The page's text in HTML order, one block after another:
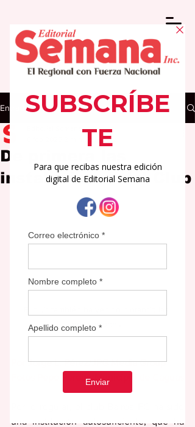
Entrada
De primera las
instalaciones del Club
2 min de lectura
edificaciones.
Por Jorge L. Pérez/JPG Media Group
Fotos Pepo Pereira/Municipio de Caguas
una institución autosuficiente, que ha